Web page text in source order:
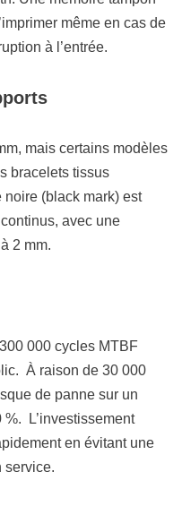
même en cas de
à l’entrée.
mais certains modèles
bracelets tissus
(black mark) est
avec une
2 mm.
000 cycles MTBF
À raison de 30 000
de panne sur un
L’investissement
en évitant une
service.